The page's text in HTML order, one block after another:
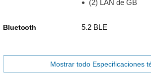
(2) LAN de GB
Bluetooth 5.2 BLE
Mostrar todo Especificaciones